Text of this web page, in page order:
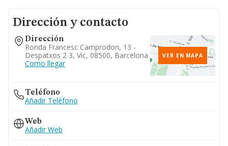
Dirección y contacto
Dirección
Ronda Francesc Camprodon, 13 -
Despatxos 2 3, Vic, 08500, Barcelona
Como llegar
VER EN MAPA
Teléfono
Añadir Teléfono
Web
Añadir Web